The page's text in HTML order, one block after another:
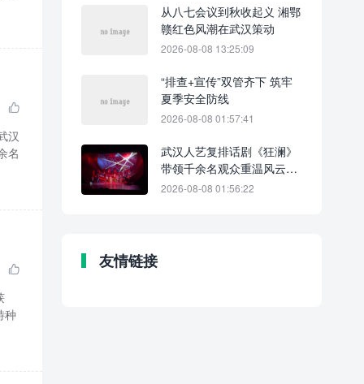

汉
名

种
从八七会议到秋收起义 湘鄂
赣红色风潮在武汉策动
2026-08-08 13:25:09
“排查+宣传”双管齐下 筑牢
夏季安全防线
2026-08-08 01:57:41
武汉人艺复排话剧《狂澜》
带领千余名观众重温风云岁
月
2026-08-08 01:56:22
友情链接